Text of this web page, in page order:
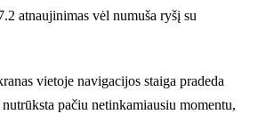
atnaujinimas vėl numuša ryšį su
vietoje navigacijos staiga pradeda
pačiu netinkamiausiu momentu,